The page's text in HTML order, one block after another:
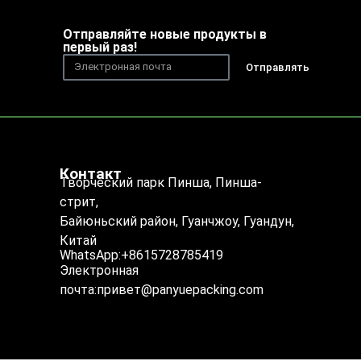
Отправляйте новые продукты в
первый раз!
Отправлять
Контакт
Творческий парк Пинша, Пинша-
стрит,
Байюньский район, Гуанчжоу, Гуандун,
Китай
WhatsApp:+8615728785419
Электронная
почта:привет@panyuepacking.com